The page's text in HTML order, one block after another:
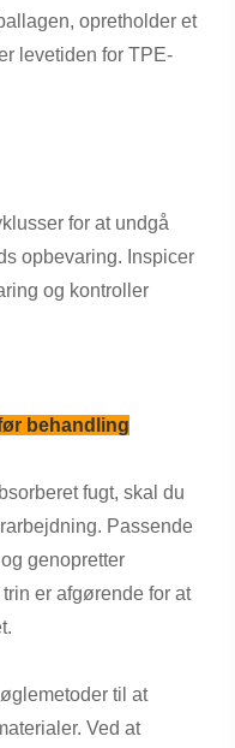
opretholder et
levetiden for TPE-
for at undgå
opbevaring. Inspicer
og kontroller
behandling
fugt, skal du
Passende
genopretter
er afgørende for at
til at
Ved at